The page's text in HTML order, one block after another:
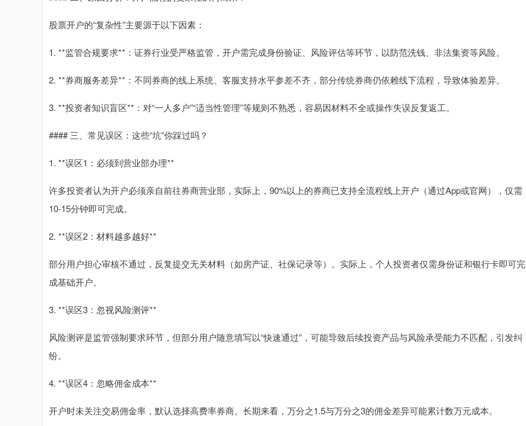
股票开户的“复杂性”主要源于以下因素：
1. **监管合规要求**：证券行业受严格监管，开户需完成身份验证、风险评估等环节，以防范洗钱、非法集资等风险。
2. **券商服务差异**：不同券商的线上系统、客服支持水平参差不齐，部分传统券商仍依赖线下流程，导致体验差异。
3. **投资者知识盲区**：对“一人多户”“适当性管理”等规则不熟悉，容易因材料不全或操作失误反复返工。
#### 三、常见误区：这些“坑”你踩过吗？
1. **误区1：必须到营业部办理**
许多投资者认为开户必须亲自前往券商营业部，实际上，90%以上的券商已支持全流程线上开户（通过App或官网），仅需
10-15分钟即可完成。
2. **误区2：材料越多越好**
部分用户担心审核不通过，反复提交无关材料（如房产证、社保记录等）。实际上，个人投资者仅需身份证和银行卡即可完
成基础开户。
3. **误区3：忽视风险测评**
风险测评是监管强制要求环节，但部分用户随意填写以“快速通过”，可能导致后续投资产品与风险承受能力不匹配，引发纠
纷。
4. **误区4：忽略佣金成本**
开户时未关注交易佣金率，默认选择高费率券商。长期来看，万分之1.5与万分之3的佣金差异可能累计数万元成本。